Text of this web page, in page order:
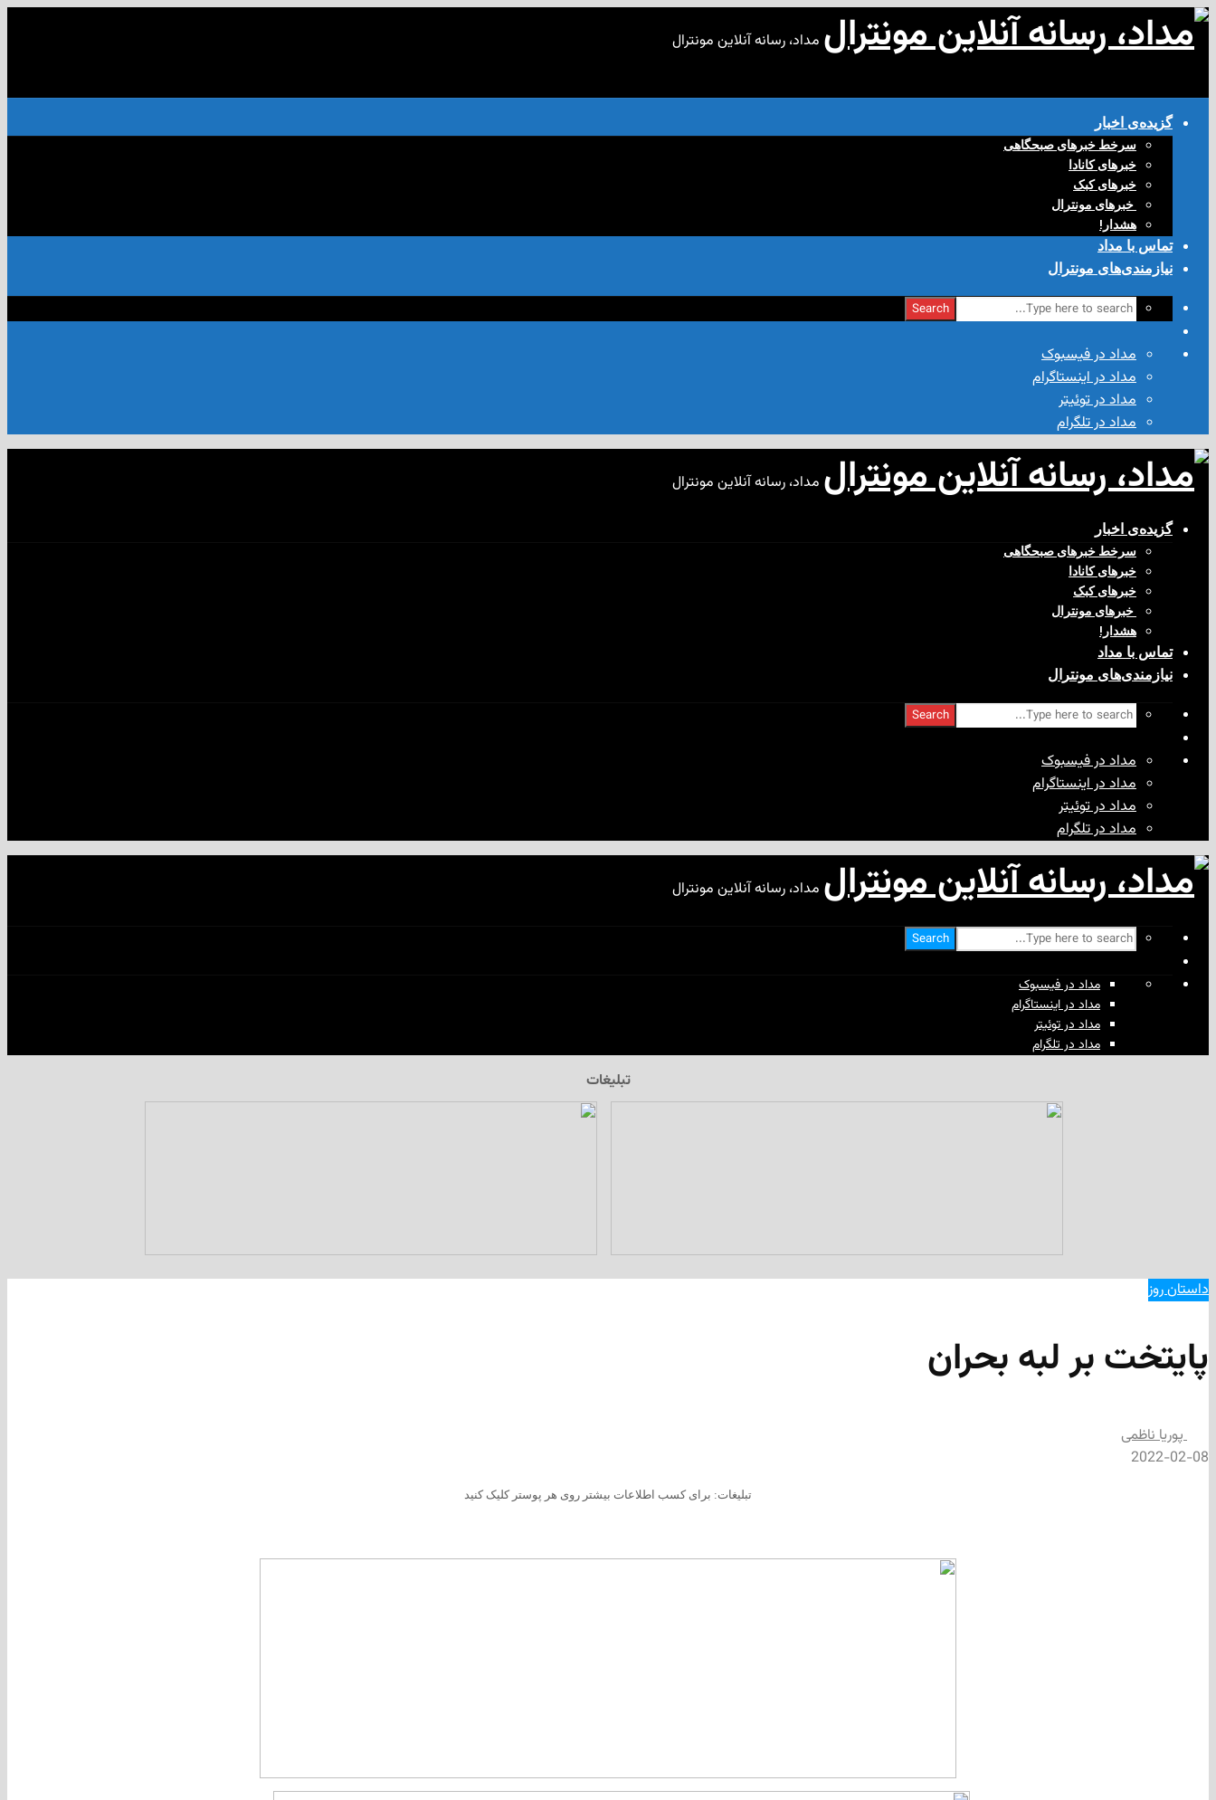
مداد، رسانه آنلاین مونترال
گزیده‌ی‌ اخبار
سرخط خبرهای صبحگاهی
خبرهای کانادا
خبرهای کبک
‌ خبرهای مونترال
هشدار!
تماس با مداد
نیازمندی‌های مونترال
Search
مداد در فیسبوک
مداد در اینستاگرام
مداد در توئیتر
مداد در تلگرام
مداد، رسانه آنلاین مونترال
گزیده‌ی‌ اخبار
سرخط خبرهای صبحگاهی
خبرهای کانادا
خبرهای کبک
‌ خبرهای مونترال
هشدار!
تماس با مداد
نیازمندی‌های مونترال
Search
مداد در فیسبوک
مداد در اینستاگرام
مداد در توئیتر
مداد در تلگرام
مداد، رسانه آنلاین مونترال
Search
مداد در فیسبوک
مداد در اینستاگرام
مداد در توئیتر
مداد در تلگرام
تبلیغات
داستان روز
پایتخت بر لبه بحران
پوریا ناظمی
2022-02-08
تبلیغات: برای کسب اطلاعات بیشتر روی هر پوستر کلیک کنید